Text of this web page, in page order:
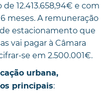
12.413.658,94€ e com
meses. A remuneração
estacionamento que
vai pagar à Câmara
se em 2.500.001€.
urbana,
principais: